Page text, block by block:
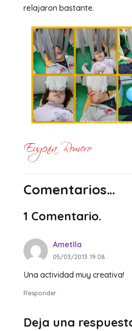
relajaron bastante.
Comentarios…
1 Comentario.
Ametlla
05/03/2013 19:08
Una actividad muy creativa!
Responder
Deja una